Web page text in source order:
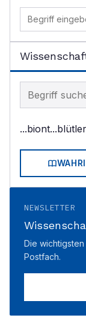
Begriff im
...biont...blütler
NEWSLETTER
Die
Postfach.